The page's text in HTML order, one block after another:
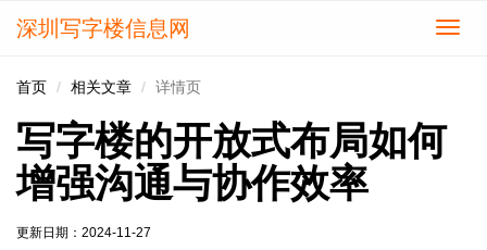
切
深圳写字楼信息网
首页 相关文章 详情页
写字楼的开放式布局如何
增强沟通与协作效率
更新日期： 2024-11-27